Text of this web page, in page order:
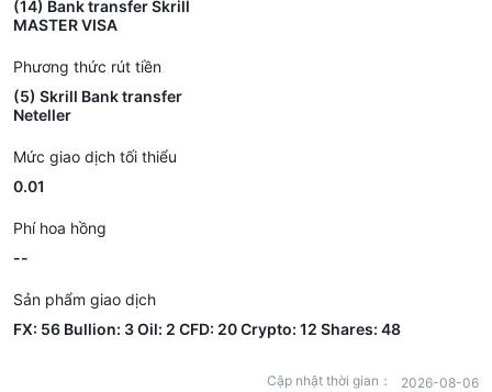
(14) Bank transfer Skrill
MASTER VISA
Phương thức rút tiền
(5) Skrill Bank transfer
Neteller
Mức giao dịch tối thiểu
0.01
Phí hoa hồng
--
Sản phẩm giao dịch
FX: 56 Bullion: 3 Oil: 2 CFD: 20 Crypto: 12 Shares: 48
Cập nhật thời gian： 2026-08-06